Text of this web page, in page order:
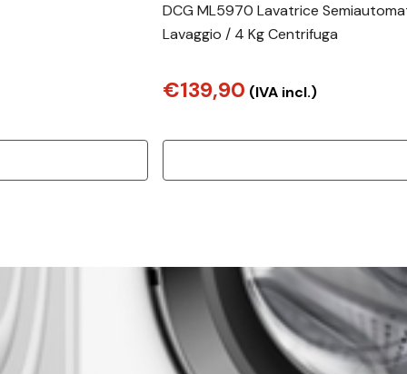
DCG ML5970 Lavatrice
Lavaggio / 4 Kg Centrifuga
€139,90 (IVA incl.)